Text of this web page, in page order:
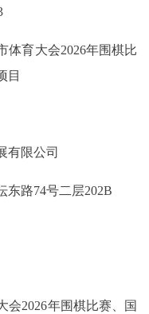
体育大会2026年围棋比
目
限公司
路74号二层202B
2026年围棋比赛、国